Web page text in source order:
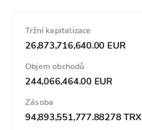
Tržní kapitalizace
26,873,716,640.00 EUR
Objem obchodů
244,066,464.00 EUR
Zásoba
94,893,551,777.88278 TRX